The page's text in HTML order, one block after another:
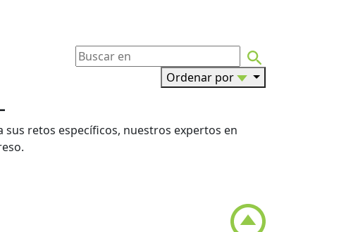
Ordenar por
retos específicos, nuestros expertos en